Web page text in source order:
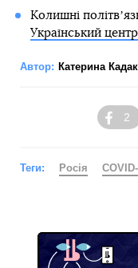
Колишні
Український
Автор: Катерина
2
Теги: Росія